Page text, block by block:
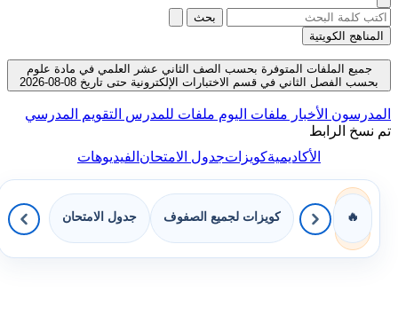
بحث
المناهج الكويتية
جميع الملفات المتوفرة بحسب الصف الثاني عشر العلمي في مادة علوم
بحسب الفصل الثاني في قسم الاختبارات الإلكترونية حتى تاريخ 08-08-2026
المدرسون الأخبار ملفات اليوم ملفات للمدرس التقويم المدرسي
تم نسخ الرابط
الأكاديميةكويزاتجدول الامتحانالفيديوهات
🔥 كويزات لجميع الصفوف جدول الامتحان